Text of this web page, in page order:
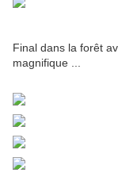
Final dans la forêt
magnifique ...